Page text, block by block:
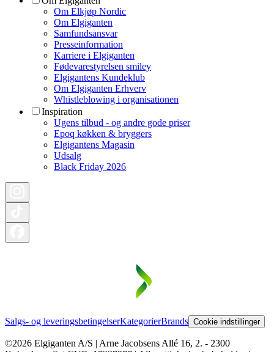
Om Elkjøp Nordic
Om Elgiganten
Samfundsansvar
Presseinformation
Karriere i Elgiganten
Fødevarestyrelsen smiley
Elgigantens Kundeklub
Om Elgiganten Erhverv
Whistleblowing i organisationen
Inspiration
Ugens tilbud - og andre gode priser
Epoq køkken & bryggers
Elgigantens Magasin
Udsalg
Black Friday 2026
Salgs- og leveringsbetingelserKategorierBrands Cookie indstillinger
©2026 Elgiganten A/S | Arne Jacobsens Allé 16, 2. - 2300